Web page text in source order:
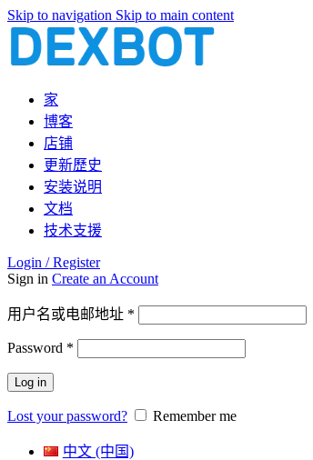
Skip to navigation Skip to main content
家
博客
店铺
更新歷史
安装说明
文档
技术支援
Login / Register
Sign in Create an Account
用户名或电邮地址 *
Password *
Log in
Lost your password? Remember me
中文 (中国)